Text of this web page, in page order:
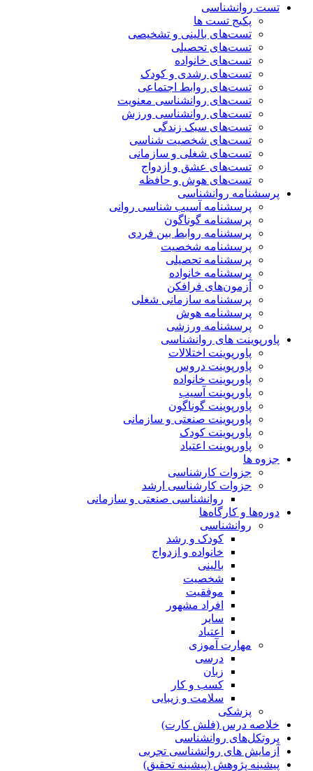
تست روانشناسی
پکیج تست ها
تست‌های بالینی و تشخیصی
تست‌های تحصیلی
تست‌های خانواده
تست‌های رشدی و کودک
تست‌های روابط اجتماعی
تست‌های روانشناسی معنویت
تست‌های روانشناسی ورزش
تست‌های سبک زندگی
تست‌های شخصیت شناسی
تست‌های شغلی و سازمانی
تست‌های عشق و ازدواج
تست‌های هوش و حافظه
پرسشنامه روانشناسی
پرسشنامه آسیب شناسی روانی
پرسشنامه گوناگون
پرسشنامه روابط بین فردی
پرسشنامه شخصیت
پرسشنامه تحصیلی
پرسشنامه خانواده
آزمون‌های فرافکن
پرسشنامه سازمانی شغلی
پرسشنامه هوش
پرسشنامه ورزشی
پاورپوینت های روانشناسی
پاورپوینت اختلالات
پاورپوینت دروس
پاورپوینت خانواده
پاورپوینت آسیب
پاورپوینت گوناگون
پاورپوینت صنعتی و سازمانی
پاورپوینت کودک
پاورپوینت اعتیاد
جزوه ها
جزوات کارشناسی
جزوات کارشناسی ارشد
روانشناسی صنعتی و سازمانی
دوره‌ها و کارگاه‌ها
روانشناسی
کودک و رشد
خانواده و ازدواج
بالینی
شخصیت
موفقیت
افراد مشهور
سایر
اعتیاد
مهارت آموزی
درسی
زبان
کسب و کار
سلامت و زیبایی
پزشکی
خلاصه درس (فلش کارت)
پروتکل‌های روانشناسی
آزمایش های روانشناسی تجربی
پیشینه پژوهش (پیشینه تحقیق)